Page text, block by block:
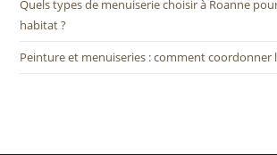
Quels types de menuiserie choisir à Roanne
habitat ?
Peinture et menuiseries : comment coordonner